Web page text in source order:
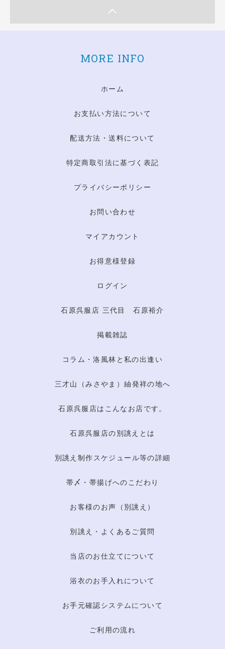
MORE INFO
ホーム
お支払い方法について
配送方法・送料について
特定商取引法に基づく表記
プライバシーポリシー
お問い合わせ
マイアカウント
お得意様登録
ログイン
石原呉服店 三代目 石原裕介
掲載雑誌
コラム・洛風林と私の出逢い
三才山（みさやま）紬発祥の地へ
石原呉服店はこんなお店です。
石原呉服店の別誂えとは
別誂え制作スケジュール等の詳細
帯〆・帯揚げへのこだわり
お客様のお声（別誂え）
別誂え・よくあるご質問
当店のお仕立てについて
浴衣のお手入れについて
お手元確認システムについて
ご利用の流れ